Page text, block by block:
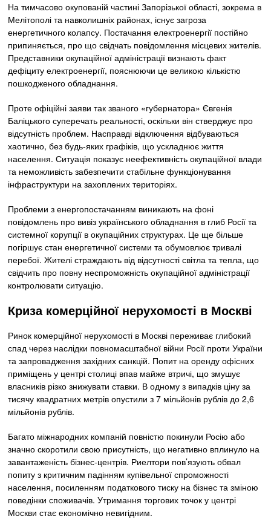
На тимчасово окупованій частині Запорізької області, зокрема в
Мелітополі та навколишніх районах, існує загроза
енергетичного колапсу. Постачання електроенергії постійно
припиняється, про що свідчать повідомлення місцевих жителів.
Представники окупаційної адміністрації визнають факт
дефіциту електроенергії, пояснюючи це великою кількістю
пошкодженого обладнання.
Проте офіційні заяви так званого «губернатора» Євгенія
Баліцького суперечать реальності, оскільки він стверджує про
відсутність проблем. Насправді відключення відбуваються
хаотично, без будь-яких графіків, що ускладнює життя
населення. Ситуація показує неефективність окупаційної влади
та неможливість забезпечити стабільне функціонування
інфраструктури на захоплених територіях.
Проблеми з енергопостачанням виникають на фоні
повідомлень про вивіз українського обладнання в глиб Росії та
системної корупції в окупаційних структурах. Це ще більше
погіршує стан енергетичної системи та обумовлює тривалі
перебої. Жителі страждають від відсутності світла та тепла, що
свідчить про повну неспроможність окупаційної адміністрації
контролювати ситуацію.
Криза комерційної нерухомості в Москві
Ринок комерційної нерухомості в Москві переживає глибокий
спад через наслідки повномасштабної війни Росії проти України
та запровадження західних санкцій. Попит на оренду офісних
приміщень у центрі столиці впав майже втричі, що змушує
власників різко знижувати ставки. В одному з випадків ціну за
тисячу квадратних метрів опустили з 7 мільйонів рублів до 2,6
мільйонів рублів.
Багато міжнародних компаній повністю покинули Росію або
значно скоротили свою присутність, що негативно вплинуло на
завантаженість бізнес-центрів. Риелтори пов’язують обвал
попиту з критичним падінням купівельної спроможності
населення, посиленням податкового тиску на бізнес та зміною
поведінки споживачів. Утримання торгових точок у центрі
Москви стає економічно невигідним.